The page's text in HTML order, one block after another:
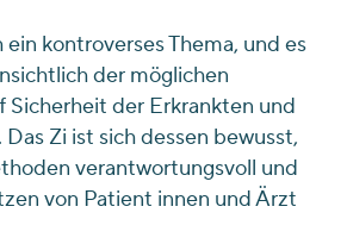
kontroverses Thema, und es
der möglichen
Sicherheit der Erkrankten und
Zi ist sich dessen bewusst,
verantwortungsvoll und
von Patient innen und Ärzt